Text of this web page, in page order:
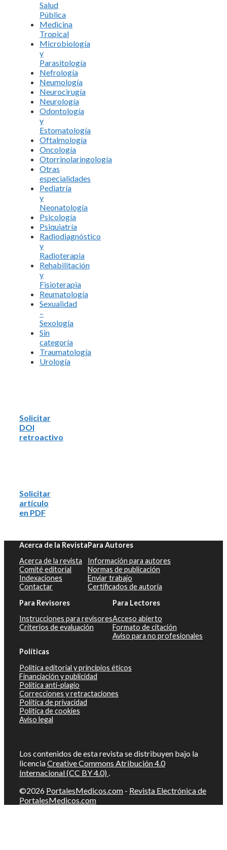
Salud
Pública
Medicina
Tropical
Microbiología
y
Parasitología
Nefrología
Neumología
Neurocirugía
Neurología
Odontología
y
Estomatología
Oftalmología
Oncología
Otorrinolaringología
Otras
especialidades
Pediatría
y
Neonatología
Psicología
Psiquiatría
Radiodiagnóstico
y
Radioterapia
Rehabilitación
y
Fisioterapia
Reumatología
Sexualidad
–
Sexología
Sin
categoría
Traumatología
Urología
Solicitar
DOI
retroactivo
Solicitar
artículo
en PDF
Acerca de la Revista
Acerca de la revista
Comité editorial
Indexaciones
Contactar
Para Autores
Información para autores
Normas de publicación
Enviar trabajo
Certificados de autoría
Para Revisores
Instrucciones para revisores
Criterios de evaluación
Para Lectores
Acceso abierto
Formato de citación
Aviso para no profesionales
Políticas
Política editorial y principios éticos
Financiación y publicidad
Política anti-plagio
Correcciones y retractaciones
Política de privacidad
Política de cookies
Aviso legal
Los contenidos de esta revista se distribuyen bajo la
licenciaCreative Commons Atribución 4.0
Internacional (CC BY 4.0) .
©2026 PortalesMedicos.com - Revista Electrónica de
PortalesMedicos.com